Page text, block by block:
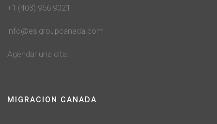
+1 (403) 966 9021
info@eslgroupcanada.com
Agendar una cita.
MIGRACION CANADA